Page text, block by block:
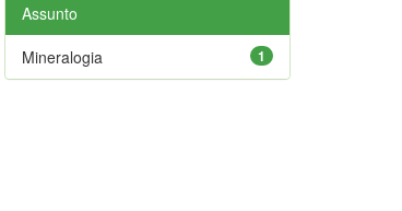
Assunto
1
Mineralogia